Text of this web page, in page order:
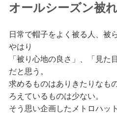
オールシーズン被
日常で帽子をよく被る人、被
やはり
「被り心地の良さ」、「見た
だと思う。
求めるものはありきたりなも
ろえているものは少ない。
そう思い企画したメトロハット